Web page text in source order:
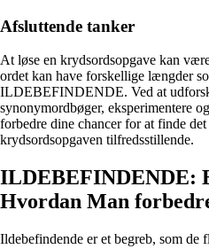
Afsluttende tanker
At løse en krydsordsopgave kan
ordet kan have forskellige længder
ILDEBEFINDENDE. Ved at
synonymordbøger, eksperimentere
forbedre dine chancer for at finde
krydsordsopgaven tilfredsstillende.
ILDEBEFINDENDE:
Hvordan Man
Ildebefindende er et begreb, som de